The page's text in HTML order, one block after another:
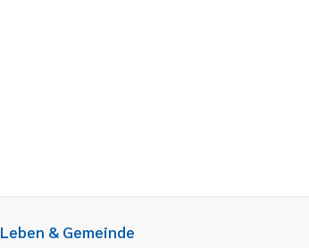
Leben & Gemeinde